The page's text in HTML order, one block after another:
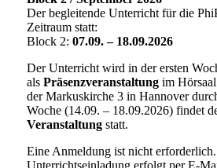
Der begleitende Unterricht für die
Zeitraum statt:
Block 2: 07.09. – 18.09.2026
Der Unterricht wird in der ersten
als Präsenzveranstaltung im
der Markuskirche 3 in Hannover
Woche (14.09. – 18.09.2026) findet
Veranstaltung statt.
Eine Anmeldung ist nicht
Unterrichtseinladung erfolgt per E-